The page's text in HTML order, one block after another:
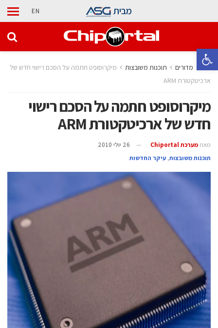
פתח סרגל נגישות
מבית EN
בית מדורים ‫תוכנות משובצות‬
מיקרוסופט חתמה על הסכם רישוי חדש של
ארכיטקטורת ARM
מיקרוסופט חתמה על הסכם רישוי
חדש של ארכיטקטורת ARM
מאת מערכת Chiportal
26 יולי 2010
‫תוכנות משובצות‬, עיקר החדשות